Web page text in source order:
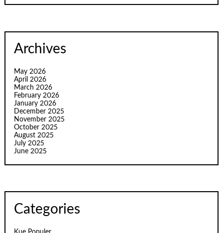
Archives
May 2026
April 2026
March 2026
February 2026
January 2026
December 2025
November 2025
October 2025
August 2025
July 2025
June 2025
Categories